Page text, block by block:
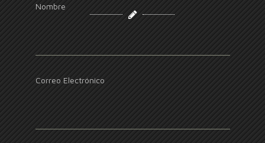
Nombre
Correo Electrónico